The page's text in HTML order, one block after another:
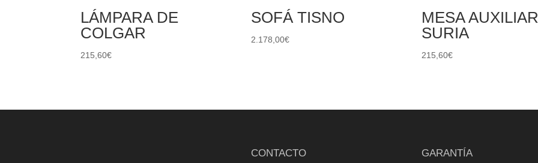
LÁMPARA DE
COLGAR
215,60€
SOFÁ TISNO
2.178,00€
MESA AUXILIAR
SURIA
215,60€
CONTACTO GARANTÍA